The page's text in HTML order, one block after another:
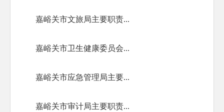
嘉峪关市文旅局主要职责...
嘉峪关市卫生健康委员会...
嘉峪关市应急管理局主要...
嘉峪关市审计局主要职责...